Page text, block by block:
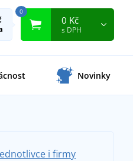
0
0 Kč
s DPH
Novinky
i firmy